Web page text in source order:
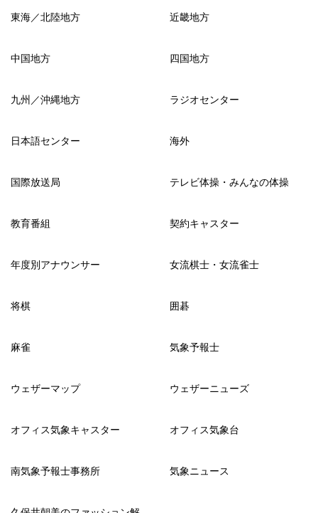
東海／北陸地方 近畿地方
中国地方 四国地方
九州／沖縄地方 ラジオセンター
日本語センター 海外
国際放送局 テレビ体操・みんなの体操
教育番組 契約キャスター
年度別アナウンサー 女流棋士・女流雀士
将棋 囲碁
麻雀 気象予報士
ウェザーマップ ウェザーニューズ
オフィス気象キャスター オフィス気象台
南気象予報士事務所 気象ニュース